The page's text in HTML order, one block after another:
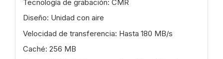
Tecnología de grabación: CMR
Diseño: Unidad con aire
Velocidad de transferencia: Hasta 180 MB/s
Caché: 256 MB